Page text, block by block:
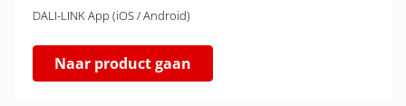
DALI-LINK App (iOS / Android)
Naar product gaan